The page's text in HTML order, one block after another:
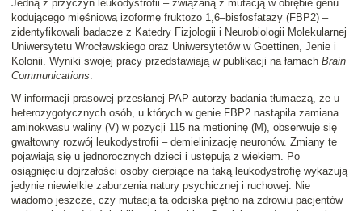
Jedną z przyczyn leukodystrofii – związaną z mutacją w obrębie genu
kodującego mięśniową izoformę fruktozo 1,6–bisfosfatazy (FBP2) –
zidentyfikowali badacze z Katedry Fizjologii i Neurobiologii Molekularnej
Uniwersytetu Wrocławskiego oraz Uniwersytetów w Goettinen, Jenie i
Kolonii. Wyniki swojej pracy przedstawiają w publikacji na łamach Brain
Communications.
W informacji prasowej przesłanej PAP autorzy badania tłumaczą, że u
heterozygotycznych osób, u których w genie FBP2 nastąpiła zamiana
aminokwasu waliny (V) w pozycji 115 na metioninę (M), obserwuje się
gwałtowny rozwój leukodystrofii – demielinizację neuronów. Zmiany te
pojawiają się u jednorocznych dzieci i ustępują z wiekiem. Po
osiągnięciu dojrzałości osoby cierpiące na taką leukodystrofię wykazują
jedynie niewielkie zaburzenia natury psychicznej i ruchowej. Nie
wiadomo jeszcze, czy mutacja ta odciska piętno na zdrowiu pacjentów